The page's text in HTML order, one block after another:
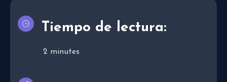
Tiempo de lectura:
2 minutes